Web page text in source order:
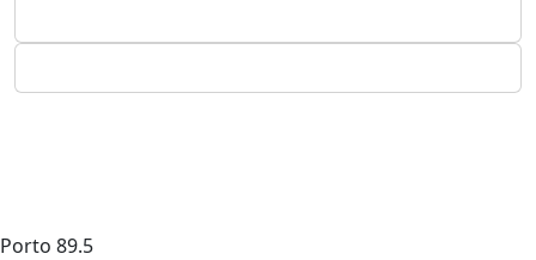
Porto 89.5